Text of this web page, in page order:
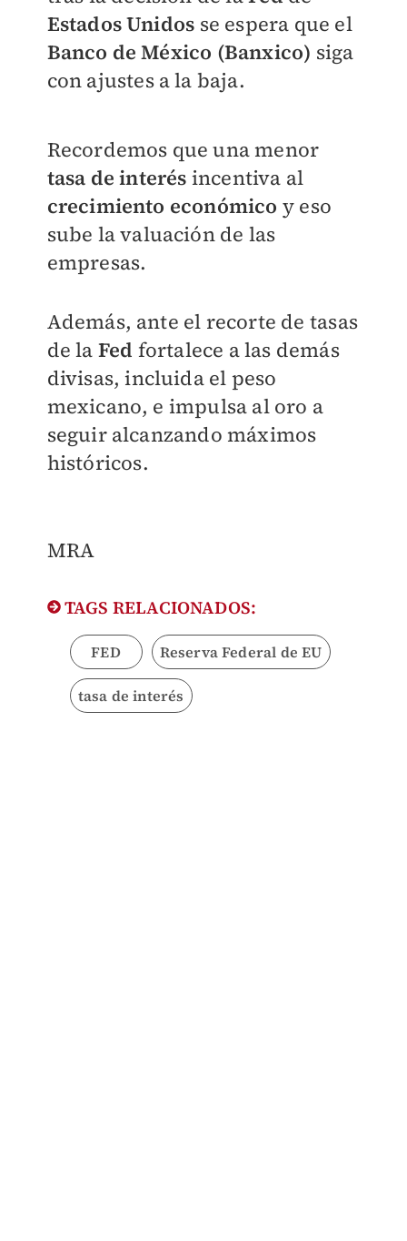
Estados Unidos se espera que el
Banco de México (Banxico) siga
con ajustes a la baja.
Recordemos que una menor
tasa de interés incentiva al
crecimiento económico y eso
sube la valuación de las
empresas.
Además, ante el recorte de tasas
de la Fed fortalece a las demás
divisas, incluida el peso
mexicano, e impulsa al oro a
seguir alcanzando máximos
históricos.
MRA
TAGS RELACIONADOS:
FED Reserva Federal de EU
tasa de interés